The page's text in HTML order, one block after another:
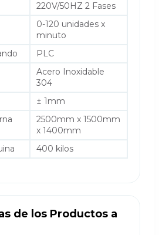
220V/50HZ 2 Fases
0-120 unidades x
minuto
PLC
Acero Inoxidable
304
± 1mm
2500mm x 1500mm
x 1400mm
400 kilos
de los Productos a